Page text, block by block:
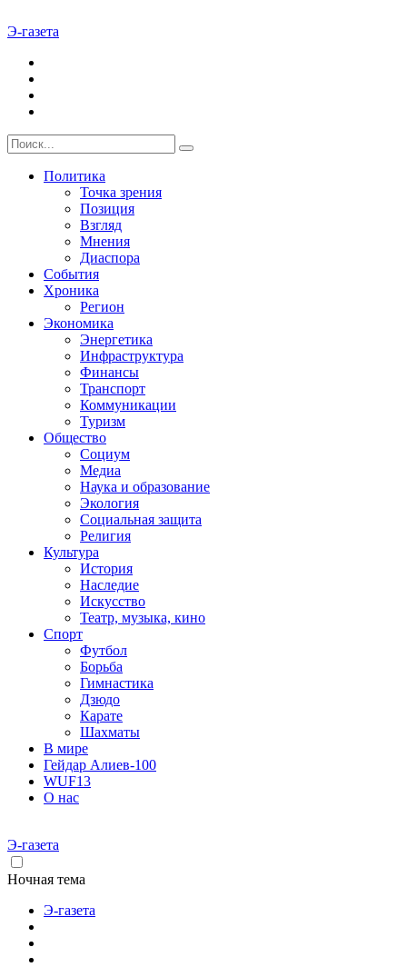
Э-газета
Политика
Точка зрения
Позиция
Взгляд
Мнения
Диаспора
События
Хроника
Регион
Экономика
Энергетика
Инфраструктура
Финансы
Транспорт
Коммуникации
Туризм
Общество
Социум
Медиа
Наука и образование
Экология
Социальная защита
Религия
Культура
История
Наследие
Искусство
Театр, музыка, кино
Спорт
Футбол
Борьба
Гимнастика
Дзюдо
Карате
Шахматы
В мире
Гейдар Алиев-100
WUF13
О нас
Э-газета
Ночная тема
Э-газета